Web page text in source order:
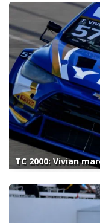
TC 2000: Vivian